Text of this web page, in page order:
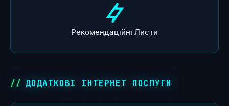
Рекомендаційні Листи
ДОДАТКОВІ ІНТЕРНЕТ ПОСЛУГИ